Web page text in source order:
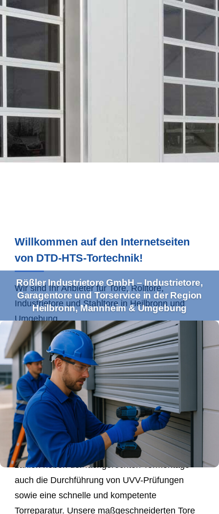
Rößler Industrietore GmbH – Industrietore,
Garagentore und Torservice in der Region
Heilbronn, Mannheim & Umgebung
Willkommen auf den Internetseiten
von DTD-HTS-Tortechnik!
Wir sind Ihr Anbieter für Tore, Rolltore,
Industrietore und Stahltore in Heilbronn und
Umgebung.
Ihr Profi für Industrietore und
Torservice im Einzugsgebiet
Heilbronn & Co.
Mit unserem umfassenden Leistungsspektrum
bedienen wir sowohl Gewerbe- als auch
Privatkunden. Zu unseren Kernkompetenzen
zählen neben der fachgerechten Tormontage
auch die Durchführung von UVV-Prüfungen
sowie eine schnelle und kompetente
Torreparatur. Unsere maßgeschneiderten Tore